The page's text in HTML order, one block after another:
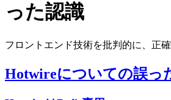
った認識
フロントエンド技術を批判的に、正確
Hotwireについての誤っ